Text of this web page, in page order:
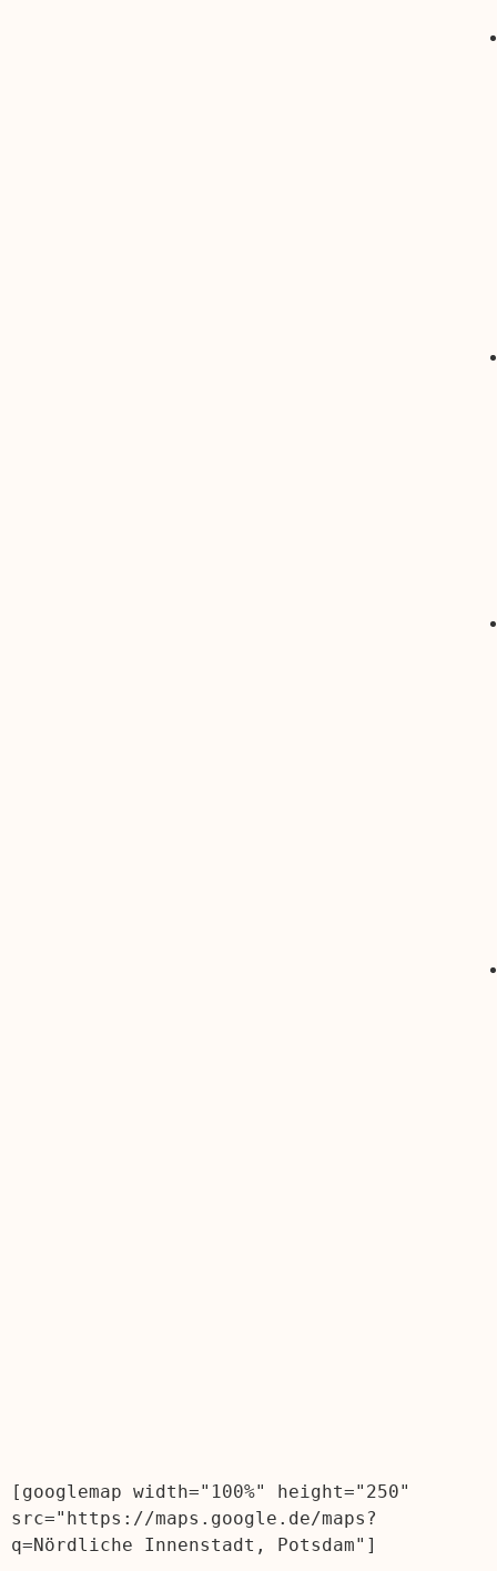
[googlemap width="100%" height="250"
src="https://maps.google.de/maps?
q=Nördliche Innenstadt, Potsdam"]